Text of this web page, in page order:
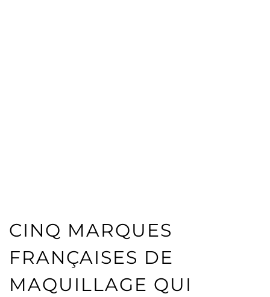
CINQ MARQUES
FRANÇAISES DE
MAQUILLAGE QUI